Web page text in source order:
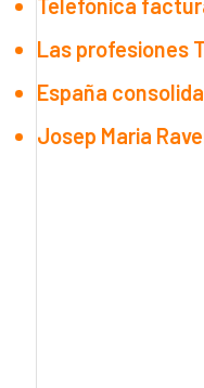
Las profesiones
España
Josep Maria